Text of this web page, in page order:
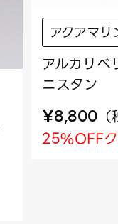
アクアマ
アルカリ
ニスタン
¥8,800 （
25%OFF